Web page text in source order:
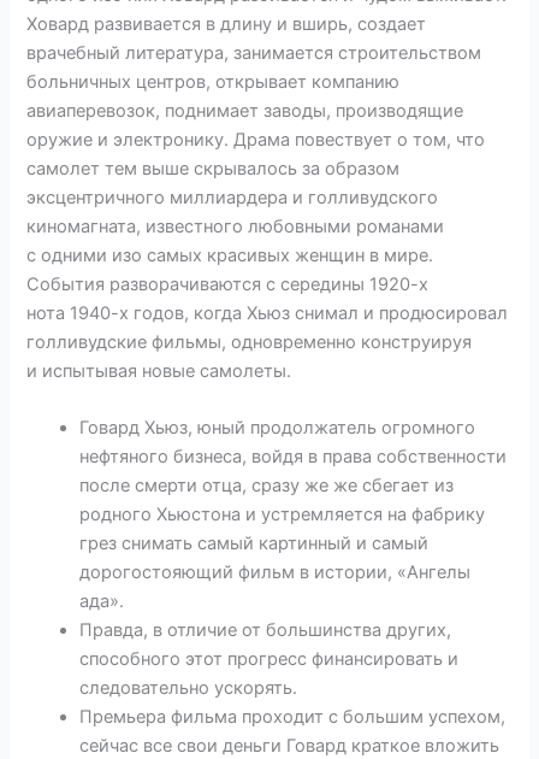
Ховард развивается в длину и вширь, создает
врачебный литература, занимается строительством
больничных центров, открывает компанию
авиаперевозок, поднимает заводы, производящие
оружие и электронику. Драма повествует о том, что
самолет тем выше скрывалось за образом
эксцентричного миллиардера и голливудского
киномагната, известного любовными романами
с одними изо самых красивых женщин в мире.
События разворачиваются с середины 1920-х
нота 1940-х годов, когда Хьюз снимал и продюсировал
голливудские фильмы, одновременно конструируя
и испытывая новые самолеты.
Говард Хьюз, юный продолжатель огромного
нефтяного бизнеса, войдя в права собственности
после смерти отца, сразу же же сбегает из
родного Хьюстона и устремляется на фабрику
грез снимать самый картинный и самый
дорогостояющий фильм в истории, «Ангелы
ада».
Правда, в отличие от большинства других,
способного этот прогресс финансировать и
следовательно ускорять.
Премьера фильма проходит с большим успехом,
сейчас все свои деньги Говард краткое вложить